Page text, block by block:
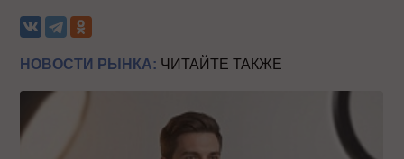
НОВОСТИ РЫНКА: ЧИТАЙТЕ ТАКЖЕ